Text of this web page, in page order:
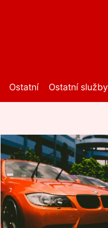
Ostatní Ostatní služby